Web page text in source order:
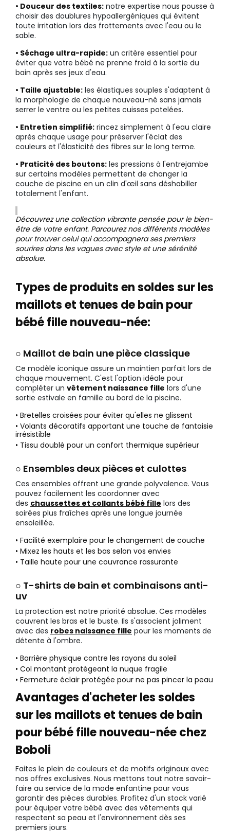
• Douceur des textiles: notre expertise nous pousse à
choisir des doublures hypoallergéniques qui évitent
toute irritation lors des frottements avec l'eau ou le
sable.
• Séchage ultra-rapide: un critère essentiel pour
éviter que votre bébé ne prenne froid à la sortie du
bain après ses jeux d'eau.
• Taille ajustable: les élastiques souples s'adaptent à
la morphologie de chaque nouveau-né sans jamais
serrer le ventre ou les petites cuisses potelées.
• Entretien simplifié: rincez simplement à l'eau claire
après chaque usage pour préserver l'éclat des
couleurs et l'élasticité des fibres sur le long terme.
• Praticité des boutons: les pressions à l'entrejambe
sur certains modèles permettent de changer la
couche de piscine en un clin d'œil sans déshabiller
totalement l'enfant.
Découvrez une collection vibrante pensée pour le bien-
être de votre enfant. Parcourez nos différents modèles
pour trouver celui qui accompagnera ses premiers
sourires dans les vagues avec style et une sérénité
absolue.
Types de produits en soldes sur les
maillots et tenues de bain pour
bébé fille nouveau-née:
○ Maillot de bain une pièce classique
Ce modèle iconique assure un maintien parfait lors de
chaque mouvement. C'est l'option idéale pour
compléter un vêtement naissance fille lors d'une
sortie estivale en famille au bord de la piscine.
• Bretelles croisées pour éviter qu'elles ne glissent
• Volants décoratifs apportant une touche de fantaisie
irrésistible
• Tissu doublé pour un confort thermique supérieur
○ Ensembles deux pièces et culottes
Ces ensembles offrent une grande polyvalence. Vous
pouvez facilement les coordonner avec
des chaussettes et collants bébé fille lors des
soirées plus fraîches après une longue journée
ensoleillée.
• Facilité exemplaire pour le changement de couche
• Mixez les hauts et les bas selon vos envies
• Taille haute pour une couvrance rassurante
○ T-shirts de bain et combinaisons anti-
uv
La protection est notre priorité absolue. Ces modèles
couvrent les bras et le buste. Ils s'associent joliment
avec des robes naissance fille pour les moments de
détente à l'ombre.
• Barrière physique contre les rayons du soleil
• Col montant protégeant la nuque fragile
• Fermeture éclair protégée pour ne pas pincer la peau
Avantages d'acheter les soldes
sur les maillots et tenues de bain
pour bébé fille nouveau-née chez
Boboli
Faites le plein de couleurs et de motifs originaux avec
nos offres exclusives. Nous mettons tout notre savoir-
faire au service de la mode enfantine pour vous
garantir des pièces durables. Profitez d'un stock varié
pour équiper votre bébé avec des vêtements qui
respectent sa peau et l'environnement dès ses
premiers jours.